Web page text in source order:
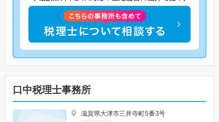
口中税理士事務所
滋賀県大津市三井寺町5番3号